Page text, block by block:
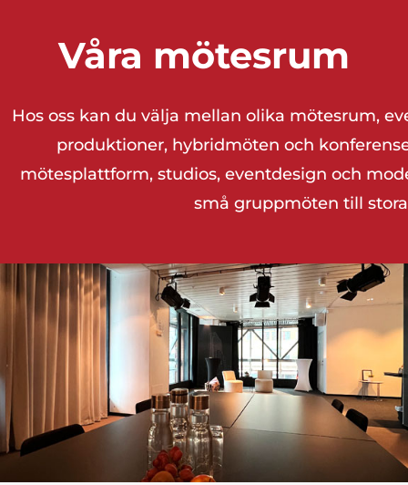
Våra mötesrum
Hos oss kan du välja mellan olika mötesrum,
produktioner, hybridmöten och
mötesplattform, studios, eventdesign och
små gruppmöten till